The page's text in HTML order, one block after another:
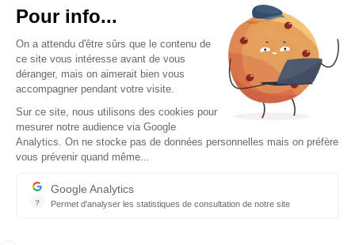
politique des pays du pourtour de la Méditerranée.
Copyright © 2026 - Tous droits réservés
Qui sommes-nous ?
Contact
Mentions légales
Pour info...
On a attendu d'être sûrs que le contenu de
ce site vous intéresse avant de vous
déranger, mais on aimerait bien vous
accompagner pendant votre visite.
Sur ce site, nous utilisons des cookies pour
mesurer notre audience via Google
Analytics. On ne stocke pas de données personnelles mais on préfère
vous prévenir quand même...
?
Google Analytics
Permet d'analyser les statistiques de consultation de notre site